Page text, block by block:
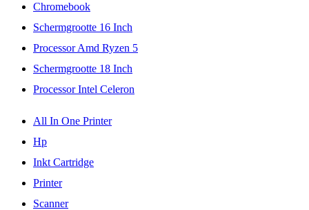
Chromebook
Schermgrootte 16 Inch
Processor Amd Ryzen 5
Schermgrootte 18 Inch
Processor Intel Celeron
All In One Printer
Hp
Inkt Cartridge
Printer
Scanner